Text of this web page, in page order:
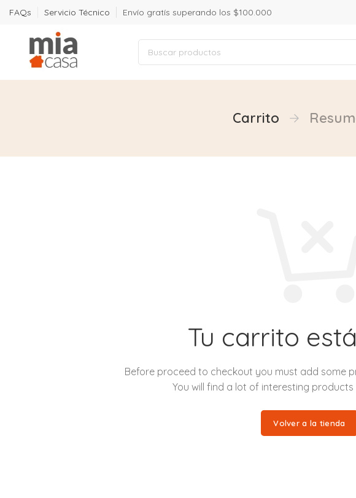
FAQs Servicio Técnico Envío gratís superando los $100.000
Carrito
Tu carrito
Before proceed to checkout you must add some
You will find a lot of interesting
Volver a la tienda